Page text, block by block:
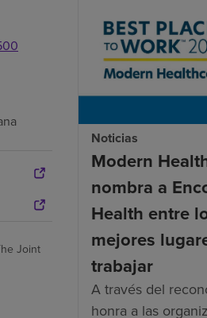
Joint
Noticias
Modern
nombra a
Health entre
mejores
trabajar
A través del
honra a las